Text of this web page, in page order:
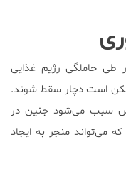
طی حاملگی رژیم غذایی
است دچار سقط شوند.
سبب می‌شود جنین در
می‌تواند منجر به ایجاد